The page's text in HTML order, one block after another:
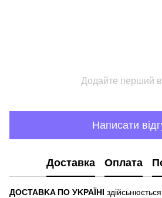
Додайте перший
Написати
Доставка Оплата
ДOCTABKA ПO УKPAЇHІ